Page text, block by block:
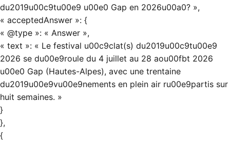
du2019u00c9tu00e9 u00e0 Gap en 2026u00a0? »,
« acceptedAnswer »: {
« @type »: « Answer »,
« text »: « Le festival u00c9clat(s) du2019u00c9tu00e9
2026 se du00e9roule du 4 juillet au 28 aou00fbt 2026
u00e0 Gap (Hautes-Alpes), avec une trentaine
du2019u00e9vu00e9nements en plein air ru00e9partis sur
huit semaines. »
}
},
{